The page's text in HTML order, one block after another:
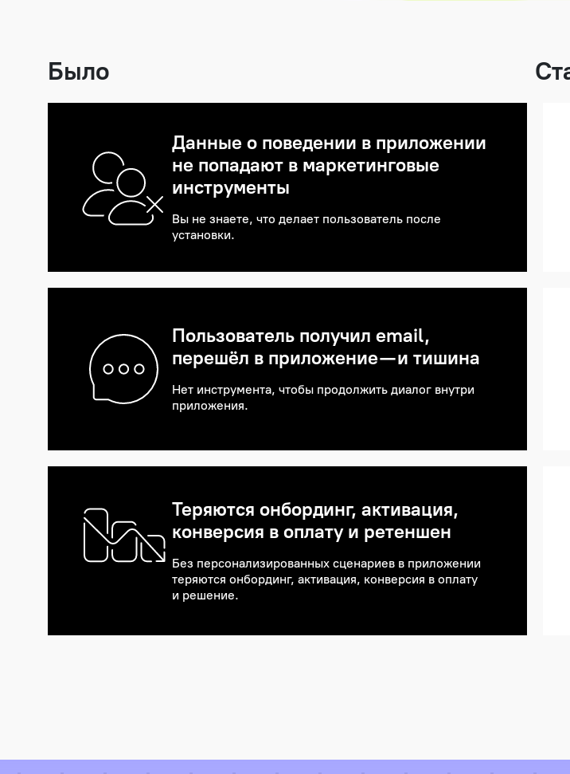
Было
Данные о поведении в приложении
не попадают в маркетинговые
инструменты
Вы не знаете, что делает пользователь после
установки.
Пользователь получил email,
перешёл в приложение — и тишина
Нет инструмента, чтобы продолжить диалог внутри
приложения.
Теряются онбординг, активация,
конверсия в оплату и ретеншен
Без персонализированных сценариев в приложении
теряются онбординг, активация, конверсия в оплату
и решение.